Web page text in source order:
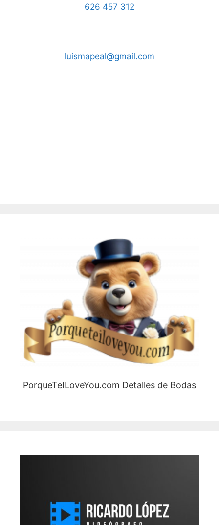
626 457 312
luismapeal@gmail.com
PorqueTeILoveYou.com Detalles de Bodas